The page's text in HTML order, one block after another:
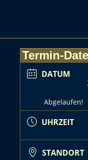
Termin-
DATUM
Abgelaufen!
UHRZEIT
STANDORT